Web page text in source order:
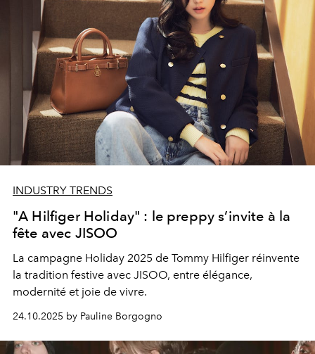
INDUSTRY TRENDS
"A Hilfiger Holiday" : le preppy s’invite à la
fête avec JISOO
La campagne Holiday 2025 de Tommy Hilfiger réinvente
la tradition festive avec JISOO, entre élégance,
modernité et joie de vivre.
24.10.2025 by Pauline Borgogno